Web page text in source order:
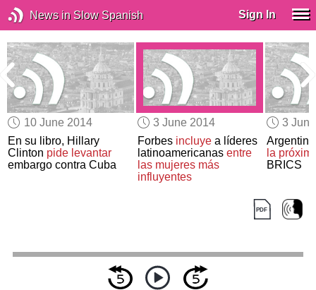
News in Slow Spanish Sign In
10 June 2014
En su libro, Hillary
Clinton pide levantar
embargo contra Cuba
3 June 2014
Forbes incluyea líderes
latinoamericanas entre
las mujeres más
influyentes
3
la
BRICS